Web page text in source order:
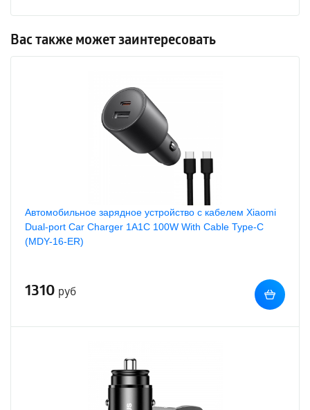
Вас также может заинтересовать
Автомобильное зарядное устройство с кабелем Xiaomi
Dual-port Car Charger 1A1C 100W With Cable Type-C
(MDY-16-ER)
1310 руб